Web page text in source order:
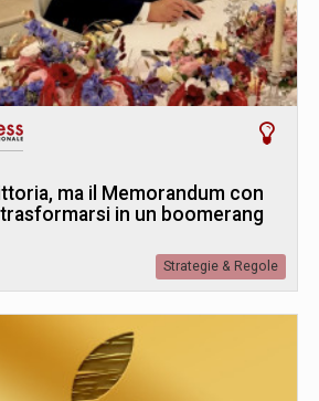
ma il Memorandum con
trasformarsi in un boomerang
Strategie & Regole